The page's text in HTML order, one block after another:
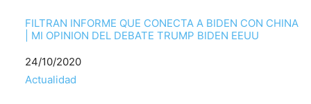
FILTRAN INFORME QUE CONECTA A BIDEN CON CHINA
| MI OPINION DEL DEBATE TRUMP BIDEN EEUU
Fecha
24/10/2020
Respecto a
Actualidad